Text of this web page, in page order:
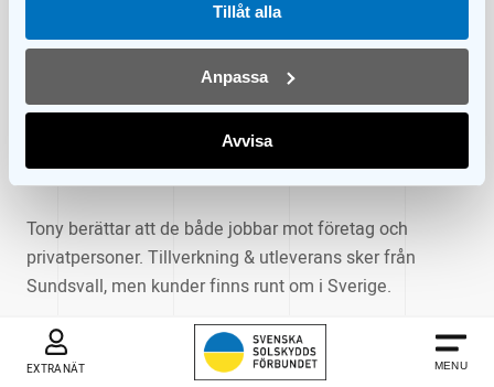
Tillåt alla
Anpassa
Avvisa
ANVÄNDARE
EXTRANÄT
BARS
MENU
Företaget har funnits sedan 1988, och drivs av Tony
Göransson, tillsammans med inte mindre än tre
familjemedlemmar; Christoffer, Jonathan och Carl-
Tony berättar att de både jobbar mot företag och
privatpersoner. Tillverkning & utleverans sker från
Sundsvall, men kunder finns runt om i Sverige.
Kvalitet är centralt för Zento.